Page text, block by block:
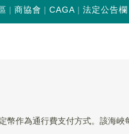
商協會 CAGA 法定公告欄
幣作為通行費支付方式。該海峽